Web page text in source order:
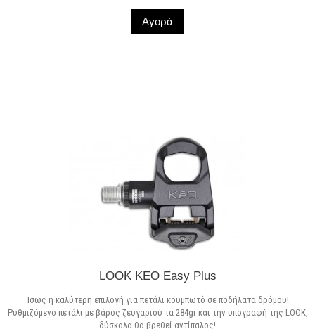
Αγορά
LOOK KEO Easy Plus
Ίσως η καλύτερη επιλογή για πετάλι κουμπωτό σε ποδήλατα δρόμου!
Ρυθμιζόμενο πετάλι με βάρος ζευγαριού τα 284gr και την υπογραφή της LOOK,
δύσκολα θα βρεθεί αντίπαλος!